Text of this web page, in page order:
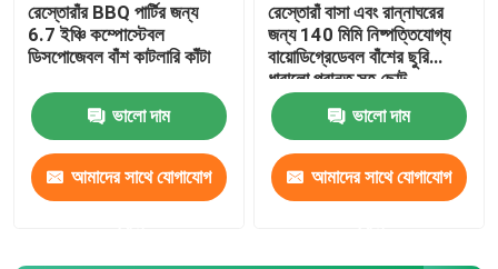
রেস্তোরাঁর BBQ পার্টির জন্য
6.7 ইঞ্চি কম্পোস্টেবল
ডিসপোজেবল বাঁশ কাটলারি কাঁটা
ভালো দাম
আমাদের সাথে যোগাযোগ
রেস্তোরাঁ বাসা এবং রান্নাঘরের
জন্য 140 মিমি নিষ্পত্তিযোগ্য
বায়োডিগ্রেডেবল বাঁশের ছুরি
ধারালো প্রান্ত সহ ছোট
ভালো দাম
আমাদের সাথে যোগাযোগ